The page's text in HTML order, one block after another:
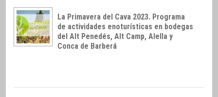
La Primavera del Cava 2023. Programa
de actividades enoturísticas en bodegas
del Alt Penedés, Alt Camp, Alella y
Conca de Barberá